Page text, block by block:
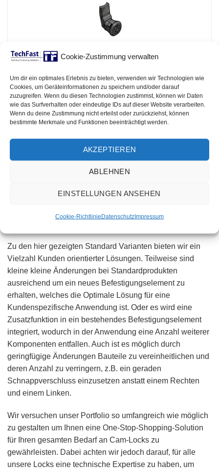
Cookie-Zustimmung verwalten
Um dir ein optimales Erlebnis zu bieten, verwenden wir Technologien wie
Cookies, um Geräteinformationen zu speichern und/oder darauf
zuzugreifen. Wenn du diesen Technologien zustimmst, können wir Daten
wie das Surfverhalten oder eindeutige IDs auf dieser Website verarbeiten.
Wenn du deine Zustimmung nicht erteilst oder zurückziehst, können
bestimmte Merkmale und Funktionen beeinträchtigt werden.
AKZEPTIEREN
ABLEHNEN
EINSTELLUNGEN ANSEHEN
Cookie-RichtlinieDatenschutzImpressum
Kunststoff Vorreiber 7 918
Die Drehriegel und Vorreiber von TechFast sind innovative
und vielseitig einsetzbar. Die gezeigten Standartvorreiber,
Kompressionsverschlüsse, einklipsbaren Vorreiber,
Schiebetürverschlüsse, Schnappverschlüsse,
abschließbaren Drehriegel und Vorreiber mit Griff
entsprechen in der Ausführung, den Abmaßen und den
eingesetzten Materialien dem sogenannten
Zu den hier gezeigten Standard Varianten bieten wir ein
Vielzahl Kunden orientierter Lösungen. Teilweise sind
kleine kleine Änderungen bei Standardprodukten
ausreichend um ein neues Befestigungselement zu
erhalten, welches die Optimale Lösung für eine
Kundenspezifische Anwendung ist. Oder es wird eine
Zusatzfunktion in ein bestehendes Befestigungselement
integriert, wodurch in der Anwendung eine Anzahl weiterer
Komponenten entfallen. Auch ist es möglich durch
geringfügige Änderungen Bauteile zu vereinheitlichen und
deren Anzahl zu verringern, z.B. ein geraden
Schnappverschluss einzusetzen anstatt einem Rechten
und einem Linken.
Wir versuchen unser Portfolio so umfangreich wie möglich
zu gestalten um Ihnen eine One-Stop-Shopping-Solution
für Ihren gesamten Bedarf an Cam-Locks zu
gewährleisten. Dabei achten wir jedoch darauf, für alle
unsere Locks eine technische Expertise zu haben, um